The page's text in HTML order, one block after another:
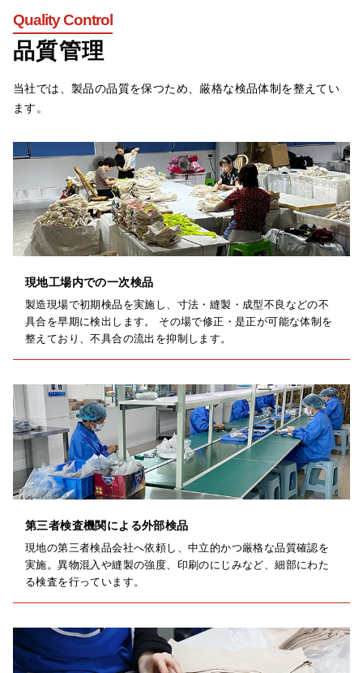
Quality Control
品質管理
当社では、製品の品質を保つため、厳格な検品体制を整えてい
ます。
現地工場内での一次検品
製造現場で初期検品を実施し、寸法・縫製・成型不良などの不
具合を早期に検出します。 その場で修正・是正が可能な体制を
整えており、不具合の流出を抑制します。
第三者検査機関による外部検品
現地の第三者検品会社へ依頼し、中立的かつ厳格な品質確認を
実施。異物混入や縫製の強度、印刷のにじみなど、細部にわた
る検査を行っています。